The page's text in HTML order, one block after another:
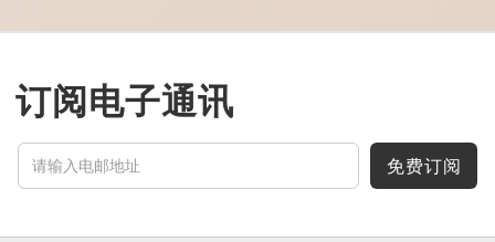
「囱」一样都是「窗」的象
示在囧地种黍。
这个古字十分少用，直
行表情符号，这个字也被网
民当做表情符号来用。
囧字的「八」像一对委
订阅电子通讯
免费订阅